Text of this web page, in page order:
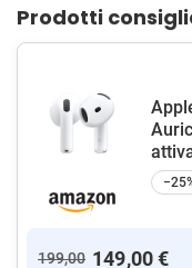
Prodotti
199,00 149,00 €